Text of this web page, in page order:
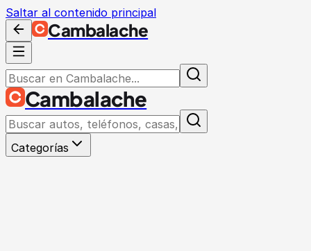
Saltar al contenido principal
Cambalache
Cambalache
Categorías